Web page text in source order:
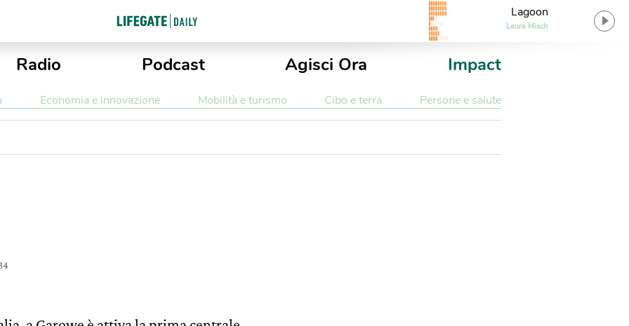
Lagoon
Laura Misch
Radio Podcast Agisci Ora Impact
Economia e innovazione Mobilità e turismo Cibo e terra Persone e salute